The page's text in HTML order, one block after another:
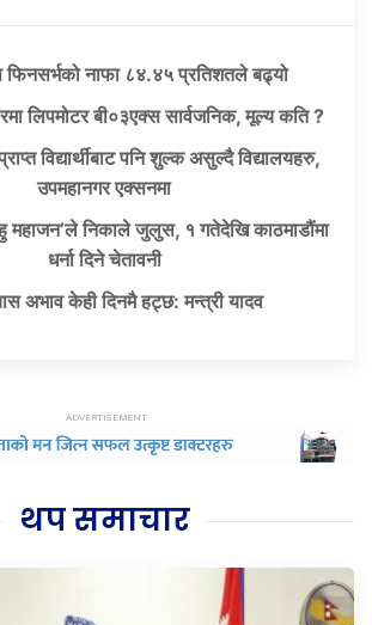
नाफा ८४.४५ प्रतिशतले बढ्यो
लिपमोटर बी०३एक्स सार्वजनिक, मूल्य कति ?
विद्यार्थीबाट पनि शुल्क असुल्दै विद्यालयहरु,
उपमहानगर एक्सनमा
महाजन’ले निकाले जुलुस, १ गतेदेखि काठमाडौंमा
धर्ना दिने चेतावनी
अभाव केही दिनमै हट्छ: मन्त्री यादव
थप समाचार